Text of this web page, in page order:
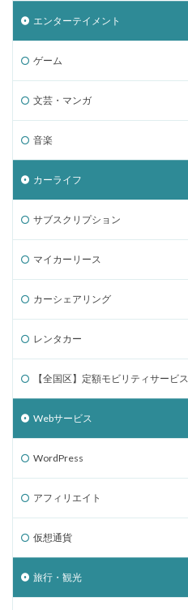
エンターテイメント
ゲーム
文芸・マンガ
音楽
カーライフ
サブスクリプション
マイカーリース
カーシェアリング
レンタカー
【全国区】定額モビリティサービス
Webサービス
WordPress
アフィリエイト
仮想通貨
旅行・観光